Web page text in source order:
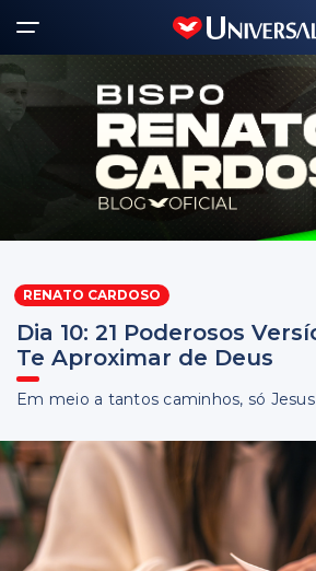
RENATO CARDOSO
Dia 10: 21 Poderosos
Te Aproximar de Deus
Em meio a tantos caminhos, só